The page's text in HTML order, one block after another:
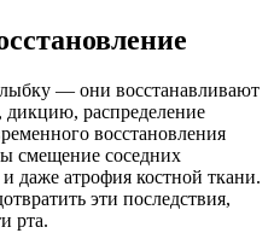
— они восстанавливают
распределение
восстановления
смещение соседних
даже атрофия костной ткани.
эти последствия,
рта.